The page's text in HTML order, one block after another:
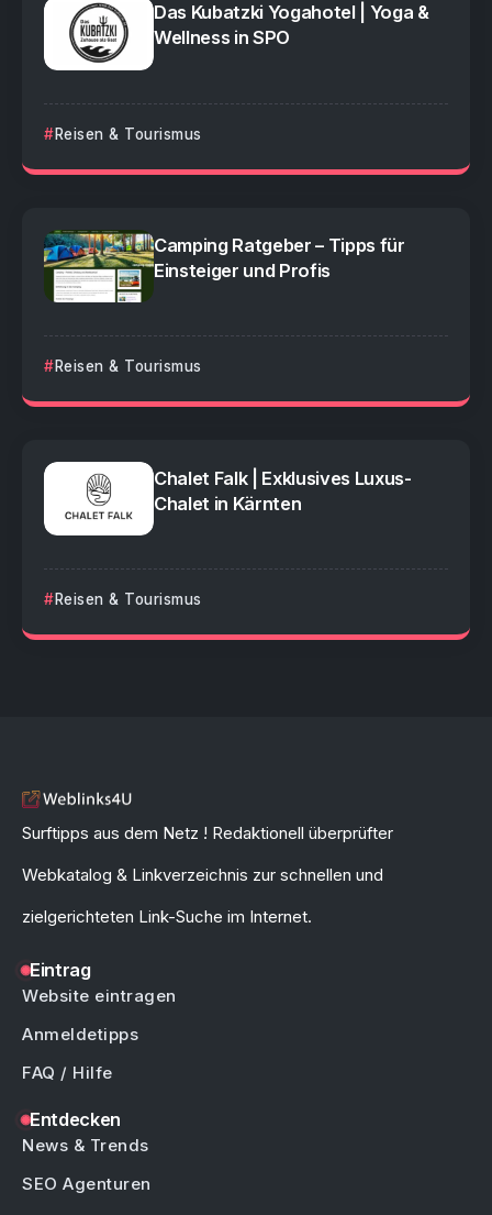
Das Kubatzki Yogahotel | Yoga &
Wellness in SPO
Reisen & Tourismus
Camping Ratgeber – Tipps für
Einsteiger und Profis
Reisen & Tourismus
Chalet Falk | Exklusives Luxus-
Chalet in Kärnten
Reisen & Tourismus
Surftipps aus dem Netz ! Redaktionell überprüfter
Webkatalog & Linkverzeichnis zur schnellen und
zielgerichteten Link-Suche im Internet.
Eintrag
Website eintragen
Anmeldetipps
FAQ / Hilfe
Entdecken
News & Trends
SEO Agenturen